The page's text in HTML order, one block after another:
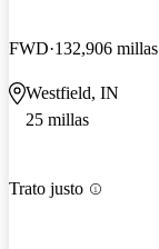
FWD 132,906 millas
Westfield, IN
25 millas
Trato justo